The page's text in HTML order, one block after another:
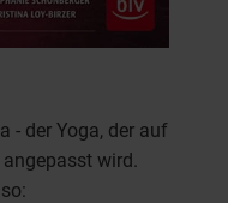
- der Yoga, der auf
wird.